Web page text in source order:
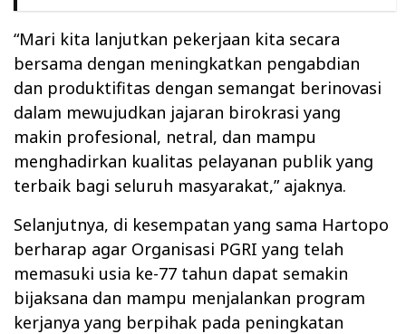
“Mari kita lanjutkan pekerjaan kita secara
bersama dengan meningkatkan pengabdian
dan produktifitas dengan semangat berinovasi
dalam mewujudkan jajaran birokrasi yang
makin profesional, netral, dan mampu
menghadirkan kualitas pelayanan publik yang
terbaik bagi seluruh masyarakat,” ajaknya.
Selanjutnya, di kesempatan yang sama Hartopo
berharap agar Organisasi PGRI yang telah
memasuki usia ke-77 tahun dapat semakin
bijaksana dan mampu menjalankan program
kerjanya yang berpihak pada peningkatan